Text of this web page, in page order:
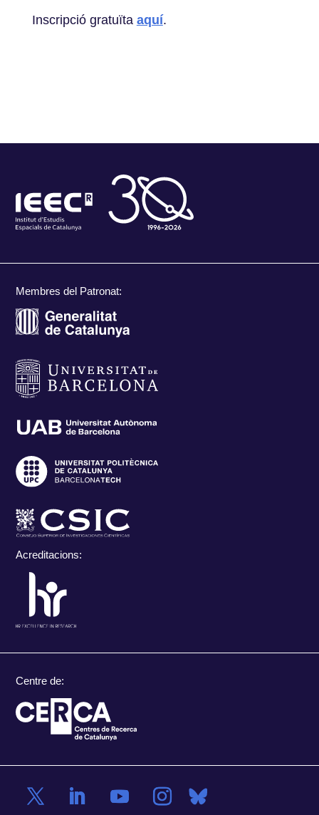
Inscripció gratuïta aquí.
Membres del Patronat:
Acreditacions:
Centre de: